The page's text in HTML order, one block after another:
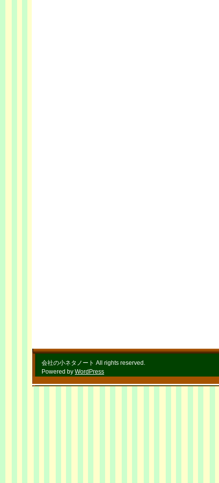
会社の小ネタノート All rights reserved.
Powered by WordPress